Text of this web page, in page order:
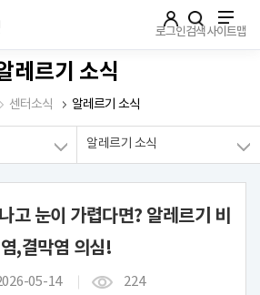
로그인검색사이트맵
레르기 소식
센터소식 알레르기 소식
알레르기 소식
고 눈이 가렵다면? 알레르기 비
염,결막염 의심!
05-14 224